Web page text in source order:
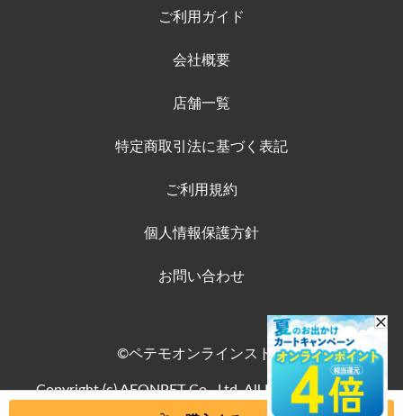
ご利用ガイド
会社概要
店舗一覧
特定商取引法に基づく表記
ご利用規約
個人情報保護方針
お問い合わせ
©ペテモオンラインストア
Copyright (c) AEONPET Co., Ltd. All Rights Reserved.